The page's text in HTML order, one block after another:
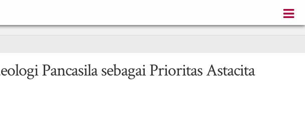
Pancasila sebagai Prioritas Astacita